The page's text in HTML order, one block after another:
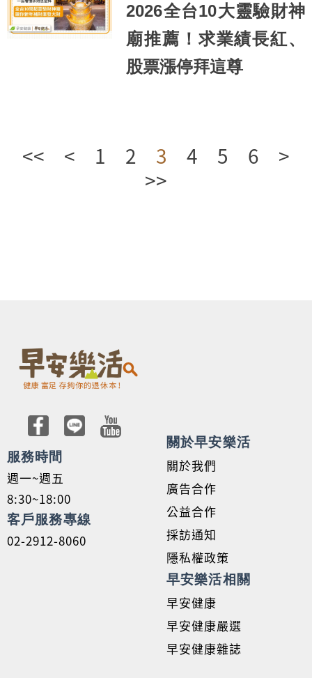
2026全台10大靈驗財神
廟推薦！求業績長紅、
股票漲停拜這尊
<< < 1 2 3 4 5 6
>
>>
服務時間
週一~週五
8:30~18:00
客戶服務專線
02-2912-8060
關於早安樂活
關於我們
廣告合作
公益合作
採訪通知
隱私權政策
早安樂活相關
早安健康
早安健康嚴選
早安健康雜誌